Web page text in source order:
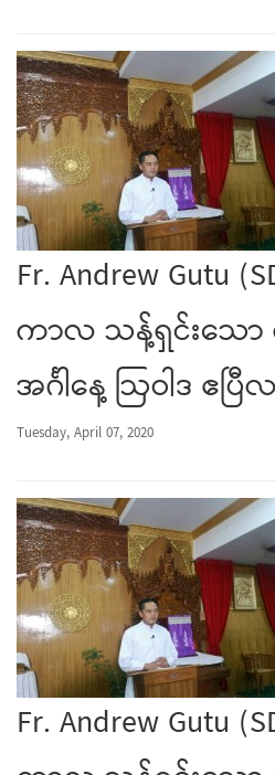
Fr. Andrew Gutu
ကာလ သန့်ရှင်းသေ
အင်္ဂါနေ့ ဩဝါဒ ဧပြီ
Tuesday, April 07, 2020
Fr. Andrew Gutu